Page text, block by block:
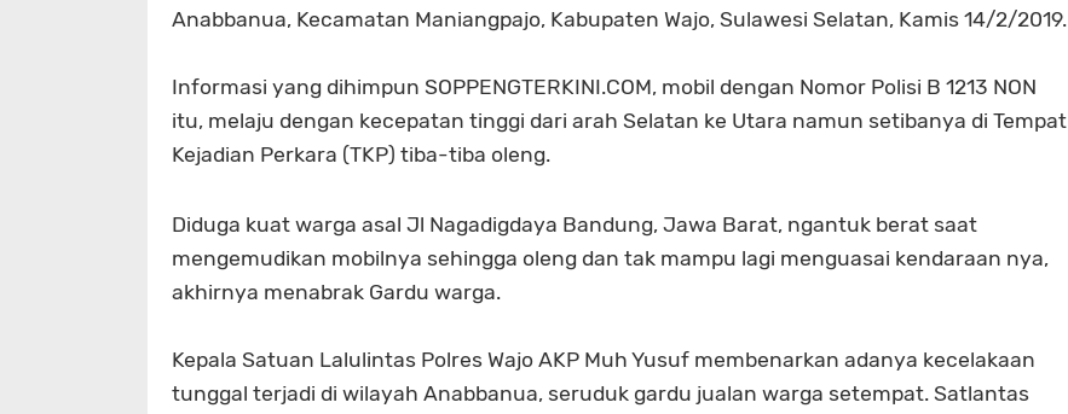
Anabbanua, Kecamatan Maniangpajo, Kabupaten Wajo, Sulawesi Selatan, Kamis 14/2/2019.
Informasi yang dihimpun SOPPENGTERKINI.COM, mobil dengan Nomor Polisi B 1213 NON
itu, melaju dengan kecepatan tinggi dari arah Selatan ke Utara namun setibanya di Tempat
Kejadian Perkara (TKP) tiba-tiba oleng.
Diduga kuat warga asal Jl Nagadigdaya Bandung, Jawa Barat, ngantuk berat saat
mengemudikan mobilnya sehingga oleng dan tak mampu lagi menguasai kendaraan nya,
akhirnya menabrak Gardu warga.
Kepala Satuan Lalulintas Polres Wajo AKP Muh Yusuf membenarkan adanya kecelakaan
tunggal terjadi di wilayah Anabbanua, seruduk gardu jualan warga setempat. Satlantas